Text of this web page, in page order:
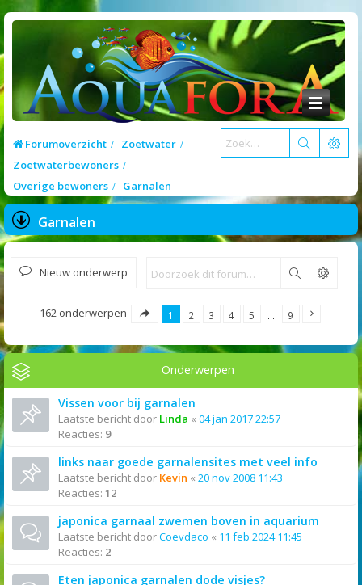
Forumoverzicht
Zoetwater
Zoetwaterbewoners
Overige bewoners
Garnalen
Garnalen
Nieuw onderwerp Zoek
162 onderwerpen 1 2 3 4 5 … 9
Onderwerpen
Vissen voor bij garnalen
Laatste bericht door Linda « 04 jan 2017 22:57
Reacties: 9
links naar goede garnalensites met veel info
Laatste bericht door Kevin « 20 nov 2008 11:43
Reacties: 12
japonica garnaal zwemen boven in aquarium
Laatste bericht doorCoevdaco « 11 feb 2024 11:45
Reacties: 2
Eten japonica garnalen dode visjes?